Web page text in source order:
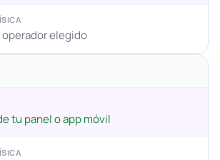
elegido
tu panel o app móvil